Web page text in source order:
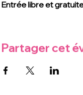
Entrée libre et
Partager cet